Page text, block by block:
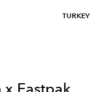
TURKEY
Eastpak